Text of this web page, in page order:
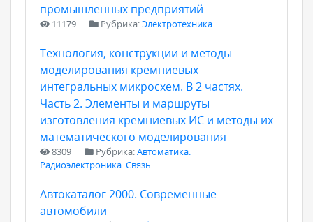
промышленных предприятий
11179 Рубрика:Электротехника
Технология, конструкции и методы
моделирования кремниевых
интегральных микросхем. В 2 частях.
Часть 2. Элементы и маршруты
изготовления кремниевых ИС и методы их
математического моделирования
8309 Рубрика:Автоматика.
Радиоэлектроника. Связь
Автокаталог 2000. Современные
автомобили